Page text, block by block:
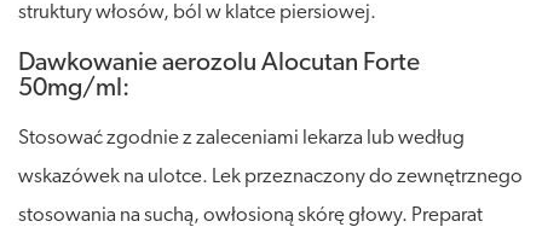
struktury włosów, ból w klatce piersiowej.
Dawkowanie aerozolu Alocutan Forte
50mg/ml:
Stosować zgodnie z zaleceniami lekarza lub według
wskazówek na ulotce. Lek przeznaczony do zewnętrznego
stosowania na suchą, owłosioną skórę głowy. Preparat